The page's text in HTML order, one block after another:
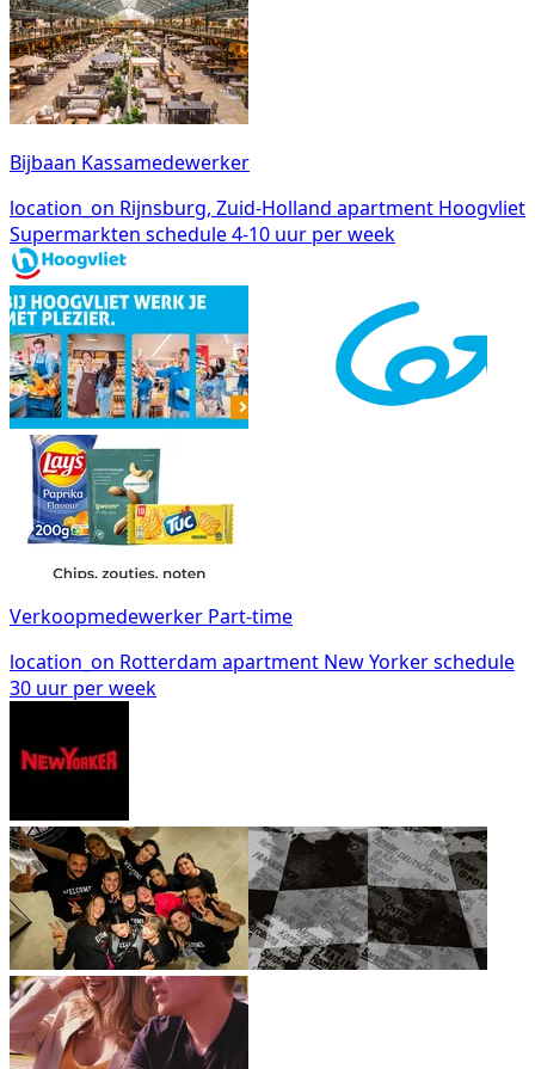
Bijbaan Kassamedewerker
location_on Rijnsburg, Zuid-Holland apartment Hoogvliet
Supermarkten schedule4-10 uur per week
Verkoopmedewerker Part-time
location_on Rotterdam apartment New Yorkerschedule
30 uur per week